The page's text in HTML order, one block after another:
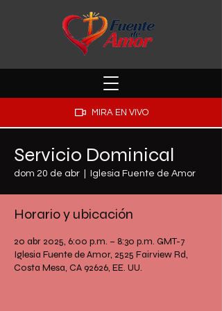
MIRA EN VIVO
Servicio Dominical
dom 20 de abr Iglesia Fuente de Amor
Horario y ubicación
20 abr 2025, 6:00 p.m. – 8:30 p.m. GMT-7
Iglesia Fuente de Amor, 2525 Fairview Rd,
Costa Mesa, CA 92626, EE. UU.